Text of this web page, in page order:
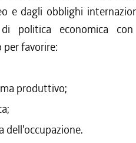
e dagli obblighi
politica economica
favorire:
produttivo;
dell'occupazione.